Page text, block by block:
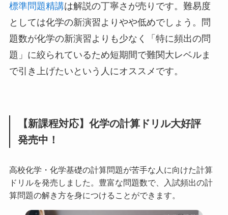
標準問題精講は解説の丁寧さが売りです。難易度
としては化学の新演習よりやや低めでしょう。問
題数が化学の新演習よりも少なく「特に頻出の問
題」に絞られているため短期間で難関大レベルま
で引き上げたいという人にオススメです。
【新課程対応】化学の計算ドリル大好評
発売中！
高校化学・化学基礎の計算問題が苦手な人に向けた計算
ドリルを発売しました。豊富な問題数で、入試頻出の計
算問題の解き方を身につけることができます。